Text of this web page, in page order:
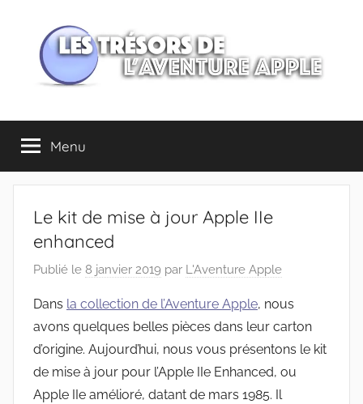
contenu
Les
trésors
de
l'Aventure
Apple
Menu
Le kit de mise à jour Apple IIe
enhanced
Publié le 8 janvier 2019 par L'Aventure Apple
Dans la collection de l’Aventure Apple, nous
avons quelques belles pièces dans leur carton
d’origine. Aujourd’hui, nous vous présentons le kit
de mise à jour pour l’Apple IIe Enhanced, ou
Apple IIe amélioré, datant de mars 1985. Il